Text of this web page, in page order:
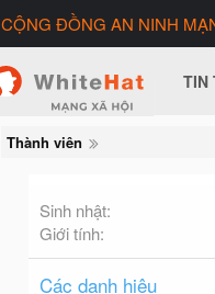
CỘNG ĐỒNG AN NINH
TIN
Thành viên
Sinh nhật
Giới tính
Các danh hiệu